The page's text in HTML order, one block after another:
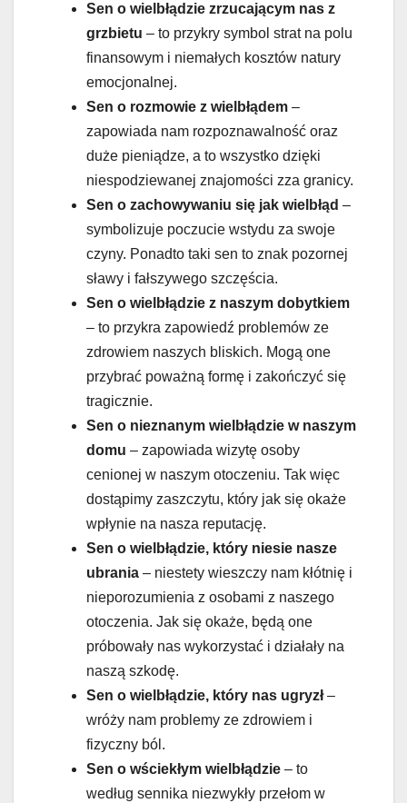
Sen o wielbłądzie zrzucającym nas z
grzbietu – to przykry symbol strat na polu
finansowym i niemałych kosztów natury
emocjonalnej.
Sen o rozmowie z wielbłądem –
zapowiada nam rozpoznawalność oraz
duże pieniądze, a to wszystko dzięki
niespodziewanej znajomości zza granicy.
Sen o zachowywaniu się jak wielbłąd –
symbolizuje poczucie wstydu za swoje
czyny. Ponadto taki sen to znak pozornej
sławy i fałszywego szczęścia.
Sen o wielbłądzie z naszym dobytkiem
– to przykra zapowiedź problemów ze
zdrowiem naszych bliskich. Mogą one
przybrać poważną formę i zakończyć się
tragicznie.
Sen o nieznanym wielbłądzie w naszym
domu – zapowiada wizytę osoby
cenionej w naszym otoczeniu. Tak więc
dostąpimy zaszczytu, który jak się okaże
wpłynie na nasza reputację.
Sen o wielbłądzie, który niesie nasze
ubrania – niestety wieszczy nam kłótnię i
nieporozumienia z osobami z naszego
otoczenia. Jak się okaże, będą one
próbowały nas wykorzystać i działały na
naszą szkodę.
Sen o wielbłądzie, który nas ugryzł–
wróży nam problemy ze zdrowiem i
fizyczny ból.
Sen o wściekłym wielbłądzie – to
według sennika niezwykły przełom w